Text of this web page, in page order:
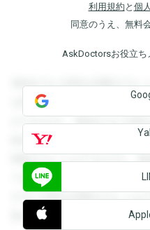
利用規約 と 個
同意のうえ、無料
AskDoctorsお役立ち
登録すると回答を閲覧する
を閲覧することができます
ができます。登録すると回
録すると回答を閲覧するこ
閲覧することができます。
できます。登録すると回答
すると回答を閲覧すること
覧することができます。